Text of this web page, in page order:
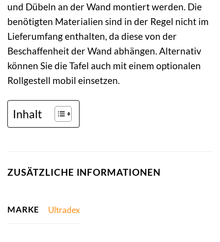
und Dübeln an der Wand montiert werden. Die
benötigten Materialien sind in der Regel nicht im
Lieferumfang enthalten, da diese von der
Beschaffenheit der Wand abhängen. Alternativ
können Sie die Tafel auch mit einem optionalen
Rollgestell mobil einsetzen.
Inhalt
ZUSÄTZLICHE INFORMATIONEN
MARKE Ultradex